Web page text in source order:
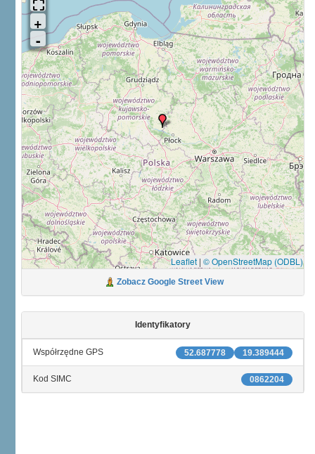
Leaflet | © OpenStreetMap (ODBL)
Zobacz Google Street View
Identyfikatory
19.389444
52.687778
Współrzędne GPS
0862204
Kod SIMC